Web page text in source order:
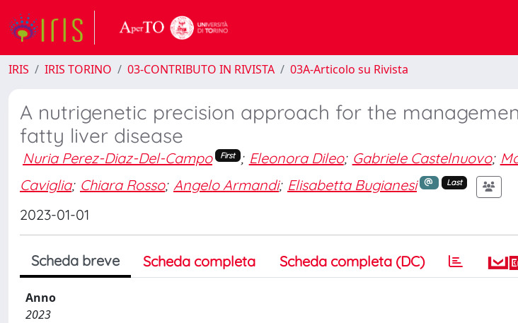
IRIS IRIS TORINO 03-CONTRIBUTO IN RIVISTA 03A-Articolo su Rivista
A nutrigenetic precision approach for the
fatty liver disease
Nuria Perez-Diaz-Del-Campo First ; Eleonora Dileo; Gabriele Castelnuovo;
Caviglia; Chiara Rosso; Angelo Armandi; Elisabetta Bugianesi Last
2023-01-01
Scheda breve Scheda completa Scheda completa (DC)
Anno
2023